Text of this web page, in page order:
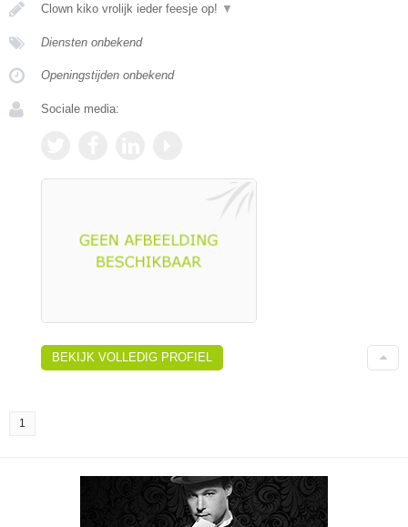
Clown kiko vrolijk ieder feesje op! ▼
Diensten onbekend
Openingstijden onbekend
Sociale media:
BEKIJK VOLLEDIG PROFIEL
1